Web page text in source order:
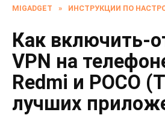
MIGADGET » ИНСТРУКЦИИ ПО
Как включить-
VPN на
Redmi и POCO
лучших